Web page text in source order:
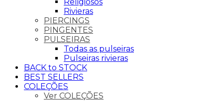
Rivieras
PIERCINGS
PINGENTES
PULSEIRAS
Todas as pulseiras
Pulseiras rivieras
BACK to STOCK
BEST SELLERS
COLEÇÕES
Ver COLEÇÕES